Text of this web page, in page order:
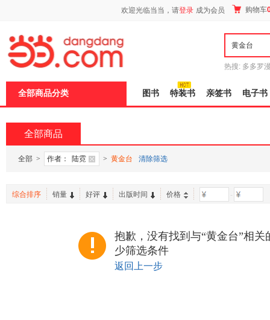
欢迎光临当当，请登录 成为会员 购物车
热搜: 多多罗
全部商品分类 图书 特装书 亲签书 电子书
全部商品
全部 > 作者： 陆霓 > 黄金台 清除筛选
综合排序 销量 好评 出版时间 价格 -
抱歉，没有找到与“黄金台”相
少筛选条件
返回上一步
页
加